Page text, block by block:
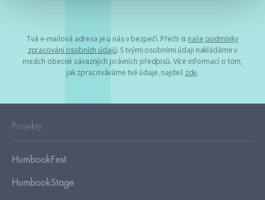
Tvá e-mailová adresa je u nás v bezpečí. Přečti si naše podmínky
zpracování osobních údajů. S tvými osobními údaji nakládáme v
mezích obecně závazných právních předpisů. Více informací o tom,
jak zpracováváme tvé údaje, najdeš zde.
Projekty
HumbookFest
HumbookStage